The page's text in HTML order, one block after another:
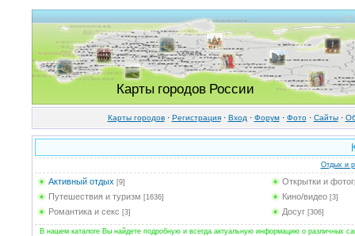
Карты городов России
Карты городов· Регистрация· Вход · Форум· Фото· Cайты·
Отдых и
Активный отдых [9]
Открытки и
Путешествия и туризм [1636] Кино/видео [3]
Романтика и секс [3] Досуг [306]
В нашем каталоге Вы найдете подробную и всегда актуальную информацию о различных